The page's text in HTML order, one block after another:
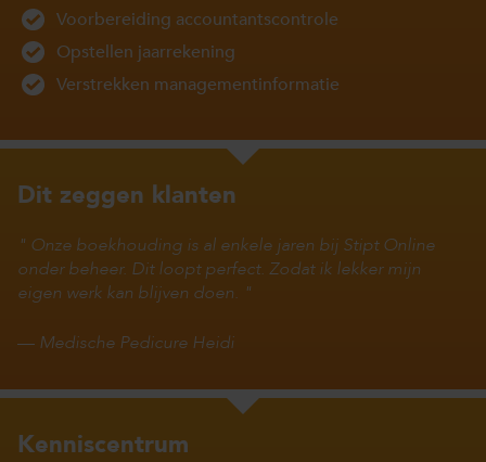
Voorbereiding accountantscontrole
Opstellen jaarrekening
Verstrekken managementinformatie
Dit zeggen klanten
Onze boekhouding is al enkele jaren bij Stipt Online
onder beheer. Dit loopt perfect. Zodat ik lekker mijn
eigen werk kan blijven doen.
— Medische Pedicure Heidi
Kenniscentrum